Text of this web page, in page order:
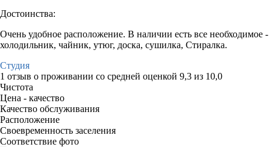
Достоинства:
Очень удобное расположение. В наличии есть все необходимое -
холодильник, чайник, утюг, доска, сушилка, Стиралка.
Студия
1 отзыв о проживании со средней оценкой 9,3 из 10,0
Чистота
Цена - качество
Качество обслуживания
Расположение
Своевременность заселения
Соответствие фото